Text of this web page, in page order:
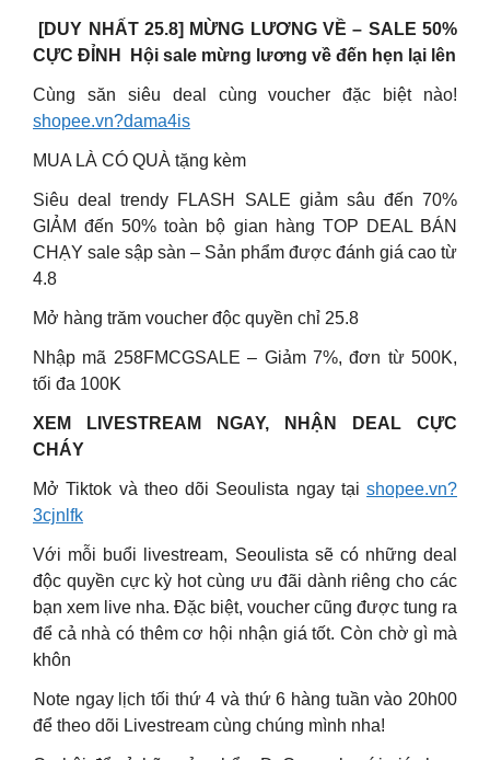
️️ [DUY NHẤT 25.8] MỪNG LƯƠNG VỀ – SALE 50%
CỰC ĐỈNH ️ Hội sale mừng lương về đến hẹn lại lên
Cùng săn siêu deal cùng voucher đặc biệt nào!
shopee.vn?dama4is
MUA LÀ CÓ QUÀ tặng kèm
Siêu deal trendy FLASH SALE giảm sâu đến 70%
GIẢM đến 50% toàn bộ gian hàng TOP DEAL BÁN
CHẠY sale sập sàn – Sản phẩm được đánh giá cao từ
4.8
Mở hàng trăm voucher độc quyền chỉ 25.8
Nhập mã 258FMCGSALE – Giảm 7%, đơn từ 500K,
tối đa 100K
XEM LIVESTREAM NGAY, NHẬN DEAL CỰC
CHÁY
Mở Tiktok và theo dõi Seoulista ngay tại shopee.vn?
3cjnlfk
Với mỗi buổi livestream, Seoulista sẽ có những deal
độc quyền cực kỳ hot cùng ưu đãi dành riêng cho các
bạn xem live nha. Đặc biệt, voucher cũng được tung ra
để cả nhà có thêm cơ hội nhận giá tốt. Còn chờ gì mà
khôn
Note ngay lịch tối thứ 4 và thứ 6 hàng tuần vào 20h00
để theo dõi Livestream cùng chúng mình nha!